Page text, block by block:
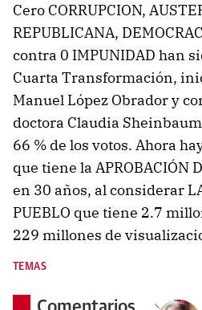
Cero CORRUPCION,
REPUBLICANA,
contra 0 IMPUNIDAD han
Cuarta Transformación,
Manuel López Obrador y
doctora Claudia
66 % de los votos. Ahora
que tiene la APROBACIÓN
en 30 años, al considerar
PUEBLO que tiene 2.7
229 millones de
TEMAS